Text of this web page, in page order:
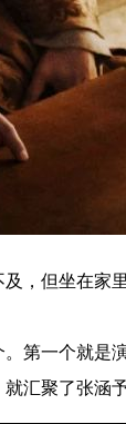
，但坐在家
一个就是演
聚了张涵予